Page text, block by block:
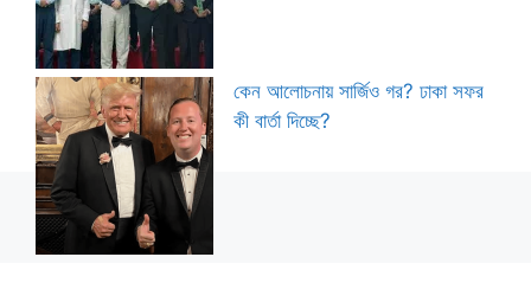
কেন আলোচনায় সার্জিও গর? ঢাকা সফর
কী বার্তা দিচ্ছে?